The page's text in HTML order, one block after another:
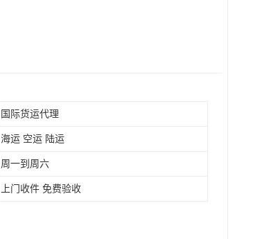
国际货运代理
海运 空运 陆运
周一到周六
上门收件 免费验收